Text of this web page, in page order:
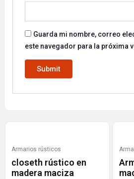
Guarda mi nombre, correo
este navegador para la próxima
Armarios rústicos
closeth rústico en
madera maciza